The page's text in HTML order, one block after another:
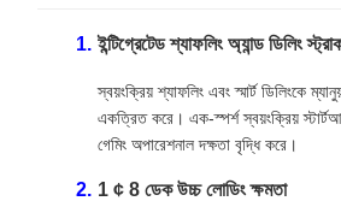
ইন্টিগ্রেটেড শ্যাফলিং অ্যান্ড ডিলিং
স্বয়ংক্রিয় শ্যাফলিং এবং স্মার্ট ডিলিংকে
একত্রিত করে। এক-স্পর্শ স্বয়ংক্রিয়
গেমিং অপারেশনাল দক্ষতা বৃদ্ধি করে।
1 ¢ 8 ডেক উচ্চ লোডিং ক্ষমতা